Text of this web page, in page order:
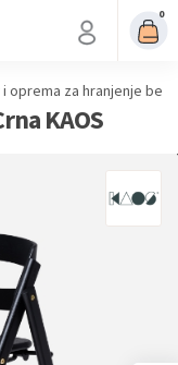
0
oprema za hranjenje beba
KAOS